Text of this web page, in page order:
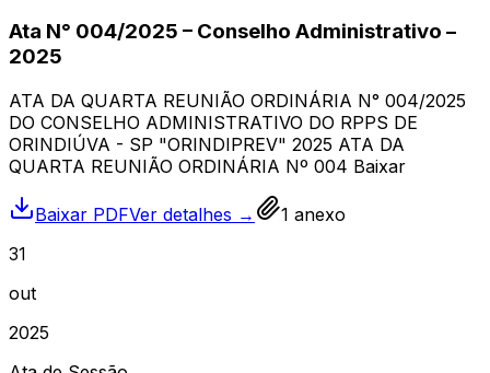
Ata N° 004/2025 – Conselho Administrativo –
2025
ATA DA QUARTA REUNIÃO ORDINÁRIA N° 004/2025
DO CONSELHO ADMINISTRATIVO DO RPPS DE
ORINDIÚVA - SP "ORINDIPREV" 2025 ATA DA
QUARTA REUNIÃO ORDINÁRIA Nº 004 Baixar
Baixar PDFVer detalhes → 1 anexo
31
out
2025